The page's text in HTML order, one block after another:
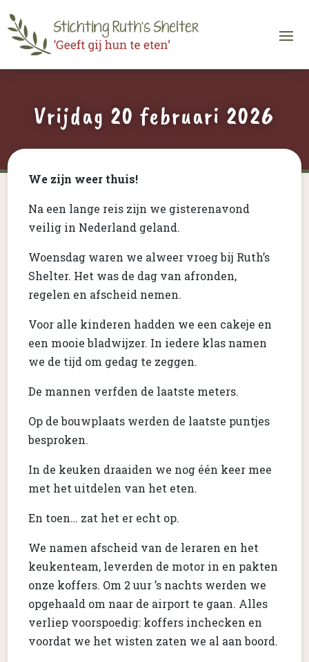
Vrijdag 20 februari 2026
We zijn weer thuis!
Na een lange reis zijn we gisterenavond
veilig in Nederland geland.
Woensdag waren we alweer vroeg bij Ruth’s
Shelter. Het was de dag van afronden,
regelen en afscheid nemen.
Voor alle kinderen hadden we een cakeje en
een mooie bladwijzer. In iedere klas namen
we de tijd om gedag te zeggen.
De mannen verfden de laatste meters.
Op de bouwplaats werden de laatste puntjes
besproken.
In de keuken draaiden we nog één keer mee
met het uitdelen van het eten.
En toen… zat het er echt op.
We namen afscheid van de leraren en het
keukenteam, leverden de motor in en pakten
onze koffers. Om 2 uur ’s nachts werden we
opgehaald om naar de airport te gaan. Alles
verliep voorspoedig: koffers inchecken en
voordat we het wisten zaten we al aan boord.